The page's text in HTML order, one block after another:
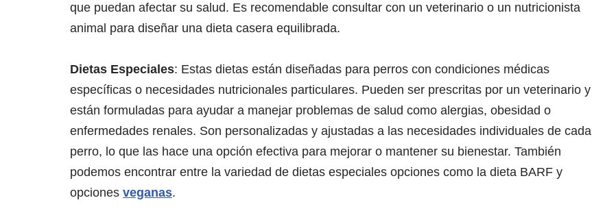
que puedan afectar su salud. Es recomendable consultar con un veterinario o un nutricionista
animal para diseñar una dieta casera equilibrada.
Dietas Especiales: Estas dietas están diseñadas para perros con condiciones médicas
específicas o necesidades nutricionales particulares. Pueden ser prescritas por un veterinario y
están formuladas para ayudar a manejar problemas de salud como alergias, obesidad o
enfermedades renales. Son personalizadas y ajustadas a las necesidades individuales de cada
perro, lo que las hace una opción efectiva para mejorar o mantener su bienestar. También
podemos encontrar entre la variedad de dietas especiales opciones como la dieta BARF y
opciones veganas.